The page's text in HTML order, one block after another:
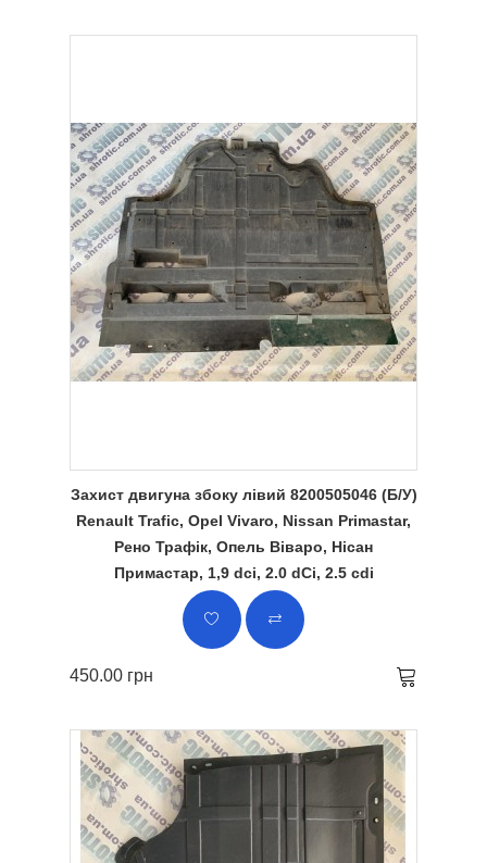
Захист двигуна збоку лівий 8200505046 (Б/У)
Renault Trafic, Opel Vivaro, Nissan Primastar,
Рено Трафік, Опель Віваро, Нісан
Примастар, 1,9 dci, 2.0 dCi, 2.5 cdi
450.00 грн